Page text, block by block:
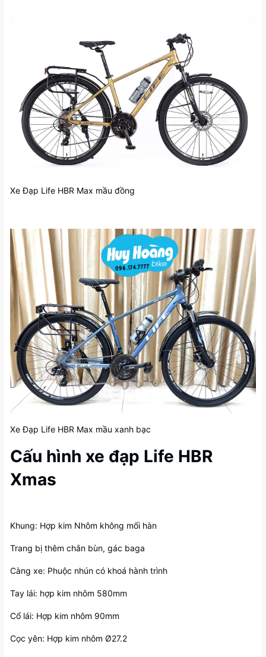
Xe Đạp Life HBR Max mầu đồng
Xe Đạp Life HBR Max mầu xanh bạc
Cấu hình xe đạp Life HBR
Xmas
Khung: Hợp kim Nhôm không mối hàn
Trang bị thêm chắn bùn, gác baga
Càng xe: Phuộc nhún có khoá hành trình
Tay lái: hợp kim nhôm 580mm
Cổ lái: Hợp kim nhôm 90mm
Cọc yên: Hợp kim nhôm Ø27.2